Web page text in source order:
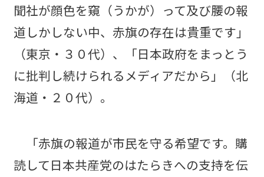
聞社が顔色を窺（うかが）って及び腰の報
道しかしない中、赤旗の存在は貴重です」
（東京・３０代）、「日本政府をまっとう
に批判し続けられるメディアだから」（北
海道・２０代）。
「赤旗の報道が市民を守る希望です。購
読して日本共産党のはたらきへの支持を伝